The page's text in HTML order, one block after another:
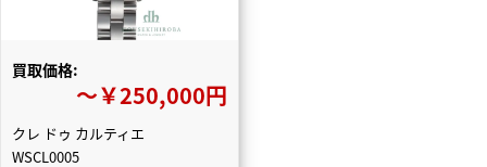
買取価格:
〜￥250,000円
クレ ドゥ カルティエ
WSCL0005